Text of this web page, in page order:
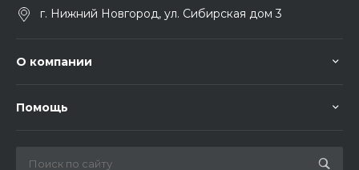
г. Нижний Новгород, ул. Сибирская дом 3
О компании
Помощь